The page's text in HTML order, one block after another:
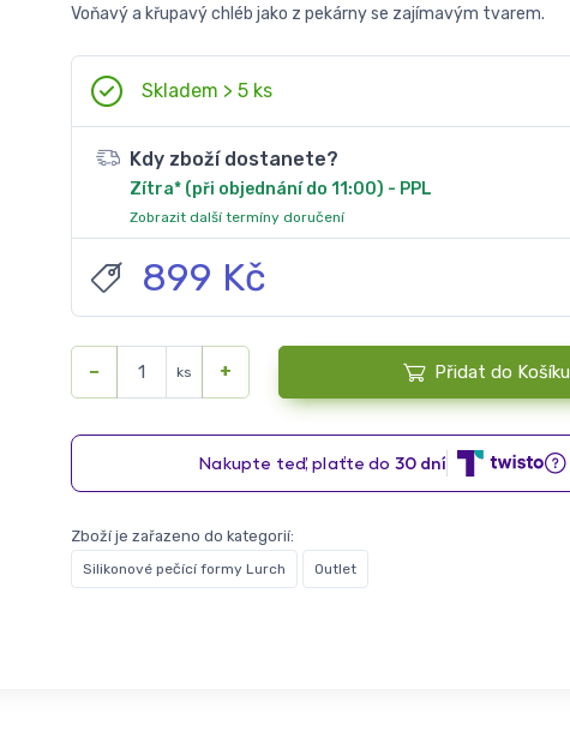
Voňavý a křupavý chléb jako z pekárny se zajímavým tvarem.
Skladem > 5 ks
Kdy zboží dostanete?
Zítra* (při objednání do 11:00) - PPL
Zobrazit další termíny doručení
899 Kč
− ks + Přidat do Košíku
Zboží je zařazeno do kategorií:
Silikonové pečící formy Lurch Outlet